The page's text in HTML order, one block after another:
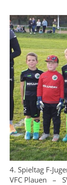
4. Spieltag F-
VFC Plauen –